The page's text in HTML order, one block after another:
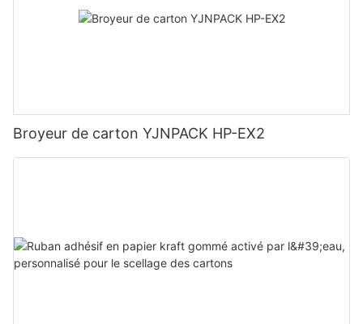
Broyeur de carton YJNPACK HP-EX2